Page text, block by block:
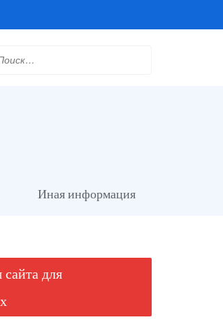
Иная информация
сайта для